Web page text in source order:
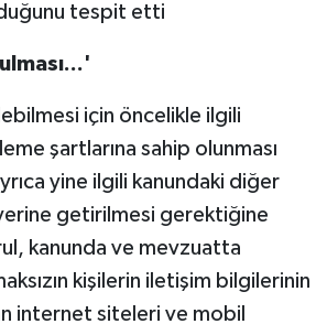
tespit etti
için öncelikle ilgili
şartlarına sahip olunması
yine ilgili kanundaki diğer
getirilmesi gerektiğine
kanunda ve mevzuatta
kişilerin iletişim bilgilerinin
internet siteleri ve mobil